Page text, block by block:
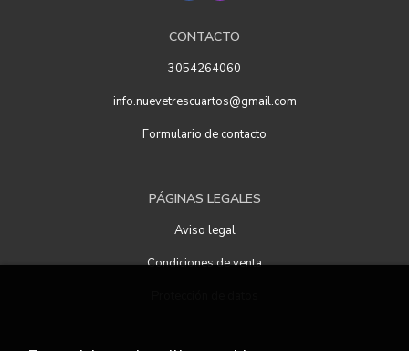
CONTACTO
3054264060
info.nuevetrescuartos@gmail.com
Formulario de contacto
PÁGINAS LEGALES
Aviso legal
Condiciones de venta